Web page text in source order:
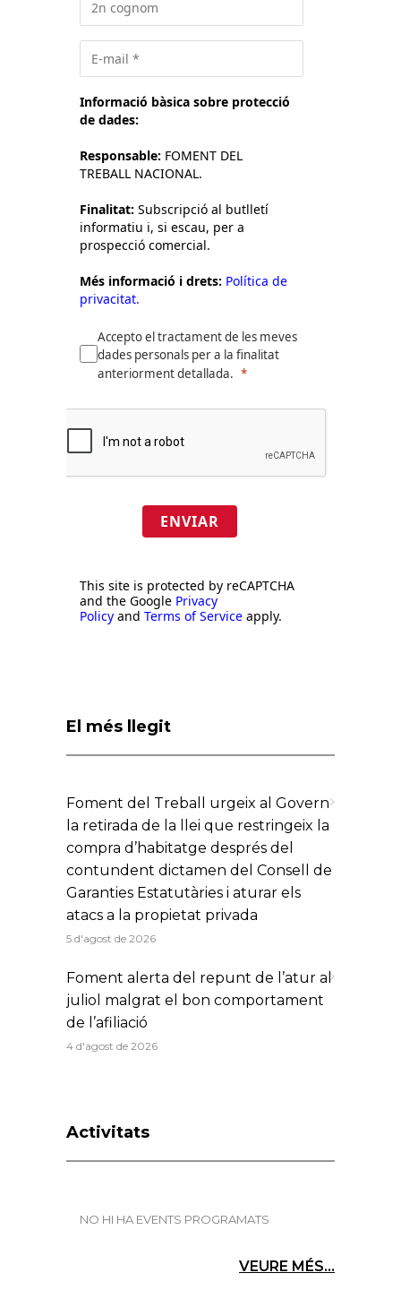
Informació bàsica sobre protecció
de dades:
Responsable: FOMENT DEL
TREBALL NACIONAL.
Finalitat: Subscripció al butlletí
informatiu i, si escau, per a
prospecció comercial.
Més informació i drets: Política de
privacitat.
Accepto el tractament de les meves
dades personals per a la finalitat
anteriorment detallada.
ENVIAR
This site is protected by reCAPTCHA
and the Google Privacy
Policy and Terms of Service apply.
El més llegit
Foment del Treball urgeix al Govern
la retirada de la llei que restringeix la
compra d’habitatge després del
contundent dictamen del Consell de
Garanties Estatutàries i aturar els
atacs a la propietat privada
5 d'agost de 2026
Foment alerta del repunt de l’atur al
juliol malgrat el bon comportament
de l’afiliació
4 d'agost de 2026
Activitats
NO HI HA EVENTS PROGRAMATS
VEURE MÉS...